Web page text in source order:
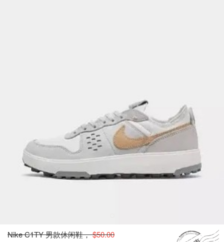
Nike C1TY 男款休闲鞋，$50.00